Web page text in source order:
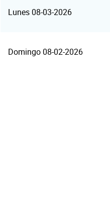
Lunes 08-03-2026
Domingo 08-02-2026